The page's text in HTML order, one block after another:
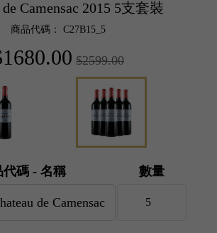
de Camensac 2015 5支套裝
商品代碼： C27B15_5
$2599.00
代碼 - 名稱 數量